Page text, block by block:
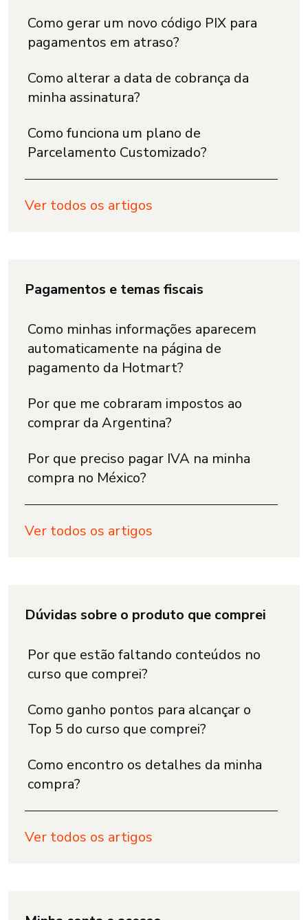
Como gerar um novo código PIX para
pagamentos em atraso?
Como alterar a data de cobrança da
minha assinatura?
Como funciona um plano de
Parcelamento Customizado?
Ver todos os artigos
Pagamentos e temas fiscais
Como minhas informações aparecem
automaticamente na página de
pagamento da Hotmart?
Por que me cobraram impostos ao
comprar da Argentina?
Por que preciso pagar IVA na minha
compra no México?
Ver todos os artigos
Dúvidas sobre o produto que comprei
Por que estão faltando conteúdos no
curso que comprei?
Como ganho pontos para alcançar o
Top 5 do curso que comprei?
Como encontro os detalhes da minha
compra?
Ver todos os artigos